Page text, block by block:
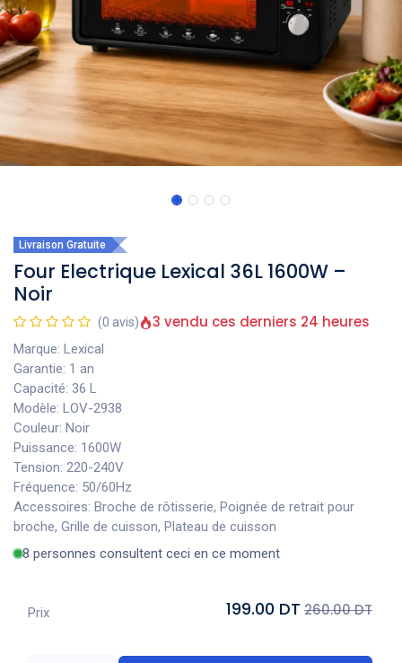
Livraison Gratuite
Four Electrique Lexical 36L 1600W –
Noir
(0 avis) 3 vendu ces derniers 24 heures
Marque: Lexical
Garantie: 1 an
Capacité: 36 L
Modèle: LOV-2938
Couleur: Noir
Puissance: 1600W
Tension: 220-240V
Fréquence: 50/60Hz
Accessoires: Broche de rôtisserie, Poignée de retrait pour
broche, Grille de cuisson, Plateau de cuisson
8 personnes consultent ceci en ce moment
Prix 199.00 DT 260.00 DT